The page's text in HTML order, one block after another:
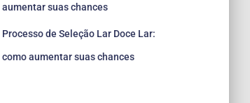
aumentar suas chances
Processo de Seleção Lar Doce Lar:
como aumentar suas chances